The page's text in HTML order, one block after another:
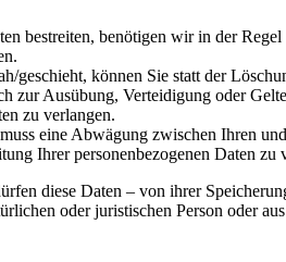
bestreiten, benötigen wir in der
geschieht, können Sie statt der
Ausübung, Verteidigung oder
zu verlangen.
eine Abwägung zwischen Ihren
Ihrer personenbezogenen Daten zu
diese Daten – von ihrer
oder juristischen Person oder